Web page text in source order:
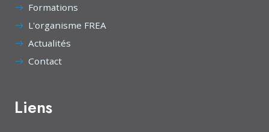
Formations
L'organisme FREA
Actualités
Contact
Liens